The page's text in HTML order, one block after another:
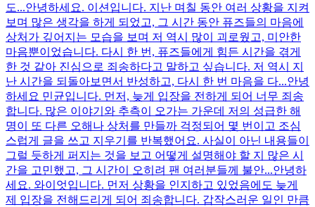
도...안녕하세요. 이션입니다. 지난 며칠 동안 여러 상황을 지켜
보며 많은 생각을 하게 되었고, 그 시간 동안 퓨즈들의 마음에
상처가 깊어지는 모습을 보며 저 역시 많이 괴로웠고, 미안한
마음뿐이었습니다. 다시 한 번, 퓨즈들에게 힘든 시간을 겪게
한 것 같아 진심으로 죄송하다고 말하고 싶습니다. 저 역시 지
난 시간을 되돌아보면서 반성하고, 다시 한 번 마음을 다...안녕
하세요 민균입니다. 먼저, 늦게 입장을 전하게 되어 너무 죄송
합니다. 많은 이야기와 추측이 오가는 가운데 저의 성급한 해
명이 또 다른 오해나 상처를 만들까 걱정되어 몇 번이고 조심
스럽게 글을 쓰고 지우기를 반복했어요. 사실이 아닌 내용들이
그럴 듯하게 퍼지는 것을 보고 어떻게 설명해야 할 지 많은 시
간을 고민했고, 그 시간이 오히려 팬 여러분들께 불안...안녕하
세요. 와이엇입니다. 먼저 상황을 인지하고 있었음에도 늦게
제 입장을 전해드리게 되어 죄송합니다. 갑작스러운 일인 만큼